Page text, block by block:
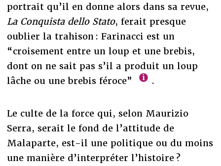
portrait qu’il en donne alors dans sa revue,
La Conquista dello Stato, ferait presque
oublier la trahison : Farinacci est un
“croisement entre un loup et une brebis,
dont on ne sait pas s’il a produit un loup
lâche ou une brebis féroce”
.
Le culte de la force qui, selon Maurizio
Serra, serait le fond de l’attitude de
Malaparte, est-il une politique ou du moins
une manière d’interpréter l’histoire ?